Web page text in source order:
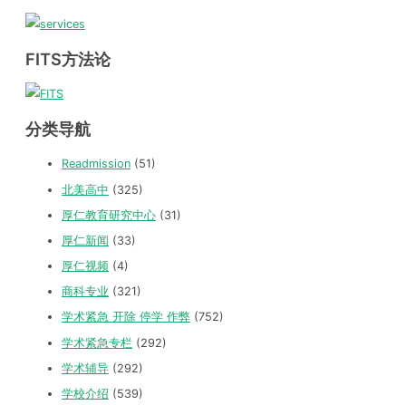
FITS方法论
分类导航
Readmission (51)
北美高中 (325)
厚仁教育研究中心 (31)
厚仁新闻 (33)
厚仁视频 (4)
商科专业 (321)
学术紧急 开除 停学 作弊 (752)
学术紧急专栏 (292)
学术辅导 (292)
学校介绍 (539)